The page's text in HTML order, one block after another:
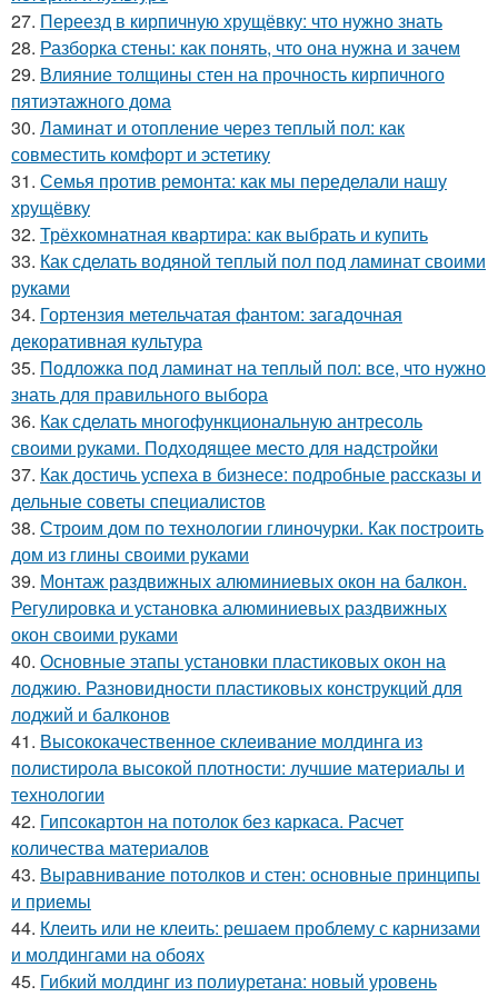
27. Переезд в кирпичную хрущёвку: что нужно знать
28. Разборка стены: как понять, что она нужна и зачем
29. Влияние толщины стен на прочность кирпичного
пятиэтажного дома
30. Ламинат и отопление через теплый пол: как
совместить комфорт и эстетику
31. Семья против ремонта: как мы переделали нашу
хрущёвку
32. Трёхкомнатная квартира: как выбрать и купить
33. Как сделать водяной теплый пол под ламинат своими
руками
34. Гортензия метельчатая фантом: загадочная
декоративная культура
35. Подложка под ламинат на теплый пол: все, что нужно
знать для правильного выбора
36. Как сделать многофункциональную антресоль
своими руками. Подходящее место для надстройки
37. Как достичь успеха в бизнесе: подробные рассказы и
дельные советы специалистов
38. Строим дом по технологии глиночурки. Как построить
дом из глины своими руками
39. Монтаж раздвижных алюминиевых окон на балкон.
Регулировка и установка алюминиевых раздвижных
окон своими руками
40. Основные этапы установки пластиковых окон на
лоджию. Разновидности пластиковых конструкций для
лоджий и балконов
41. Высококачественное склеивание молдинга из
полистирола высокой плотности: лучшие материалы и
технологии
42. Гипсокартон на потолок без каркаса. Расчет
количества материалов
43. Выравнивание потолков и стен: основные принципы
и приемы
44. Клеить или не клеить: решаем проблему с карнизами
и молдингами на обоях
45. Гибкий молдинг из полиуретана: новый уровень